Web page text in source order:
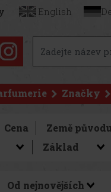
English
Značky
Cena